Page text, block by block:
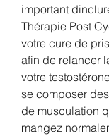
important
Thérapie Post
votre cure de
afin de relancer
votre
se composer
de musculation
mangez